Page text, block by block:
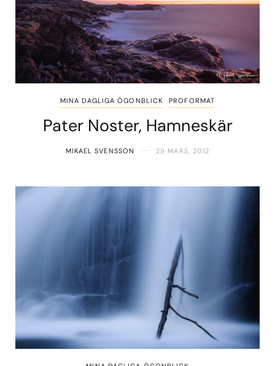
MINA DAGLIGA ÖGONBLICK PROFORMAT
Pater Noster, Hamneskär
MIKAEL SVENSSON 29 MARS, 2012